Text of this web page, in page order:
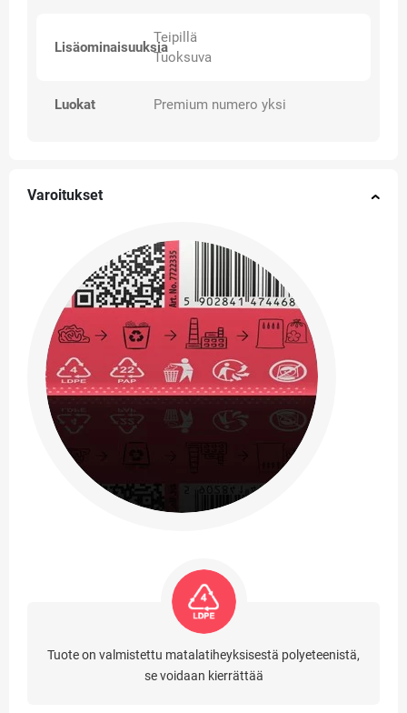
Lisäominaisuuksia
Teipillä
Tuoksuva
Luokat Premium numero yksi
Varoitukset
Tuote on valmistettu matalatiheyksisestä polyeteenistä,
se voidaan kierrättää